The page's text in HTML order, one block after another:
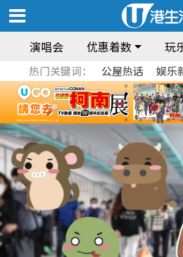
演唱会 优惠着数 玩
热门关键词： 公屋热话 娱乐